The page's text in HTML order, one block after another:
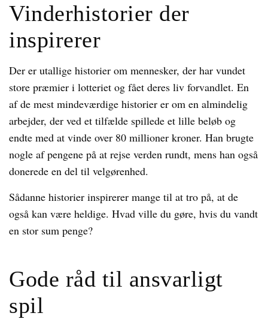
Vinderhistorier der
inspirerer
Der er utallige historier om mennesker, der har vundet
store præmier i lotteriet og fået deres liv forvandlet. En
af de mest mindeværdige historier er om en almindelig
arbejder, der ved et tilfælde spillede et lille beløb og
endte med at vinde over 80 millioner kroner. Han brugte
nogle af pengene på at rejse verden rundt, mens han også
donerede en del til velgørenhed.
Sådanne historier inspirerer mange til at tro på, at de
også kan være heldige. Hvad ville du gøre, hvis du vandt
en stor sum penge?
Gode råd til ansvarligt
spil